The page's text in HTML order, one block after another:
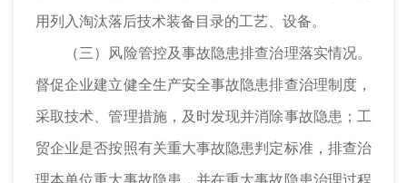
用列入淘汰落后技术装备目录的工艺、设备。
（三）风险管控及事故隐患排查治理落实情况。
督促企业建立健全生产安全事故隐患排查治理制度，
采取技术、管理措施，及时发现并消除事故隐患；工
贸企业是否按照有关重大事故隐患判定标准，排查治